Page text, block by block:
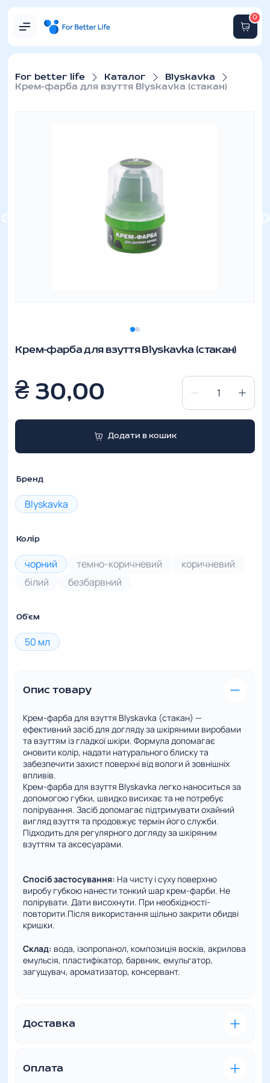
0
For better life Каталог
Blyskavka
Крем-фарба для взуття Blyskavka (стакан)
Крем-фарба для взуття Blyskavka (стакан)
Бренд
Blyskavka
Колір
чорний темно-коричневий
коричневий
білий
безбарвний
Об'єм
50 мл
30,00
₴
фарба
Blyskavka
Додати в кошик
Опис товару
Крем-фарба для взуття Blyskavka (стакан) —
ефективний засіб для догляду за шкіряними виробами
та взуттям із гладкої шкіри. Формула допомагає
оновити колір, надати натурального блиску та
забезпечити захист поверхні від вологи й зовнішніх
впливів.
Крем-фарба для взуття Blyskavka легко наноситься за
допомогою губки, швидко висихає та не потребує
полірування. Засіб допомагає підтримувати охайний
вигляд взуття та продовжує термін його служби.
Підходить для регулярного догляду за шкіряним
взуттям та аксесуарами.
Спосіб застосування: На чисту і суху поверхню
виробу губкою нанести тонкий шар крем-фарби. Не
полірувати. Дати висохнути. При необхідності-
повторити.Після використання щільно закрити обидві
кришки.
Склад: вода, ізопропанол, композиція восків, акрилова
емульсія, пластифікатор, барвник, емульгатор,
загущувач, ароматизатор, консервант.
Доставка
замовлений товар вчасно та в ідеальному стані.
Оплата